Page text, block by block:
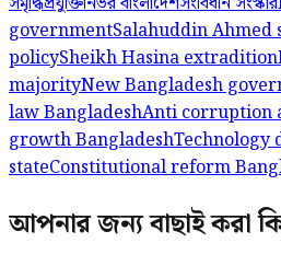
governmentSalahuddin Ahmed
policySheikh Hasina extradition
majorityNew Bangladesh
law BangladeshAnti corruption
growth BangladeshTechnology
stateConstitutional reform
আপনার জন্য বাছাই করা